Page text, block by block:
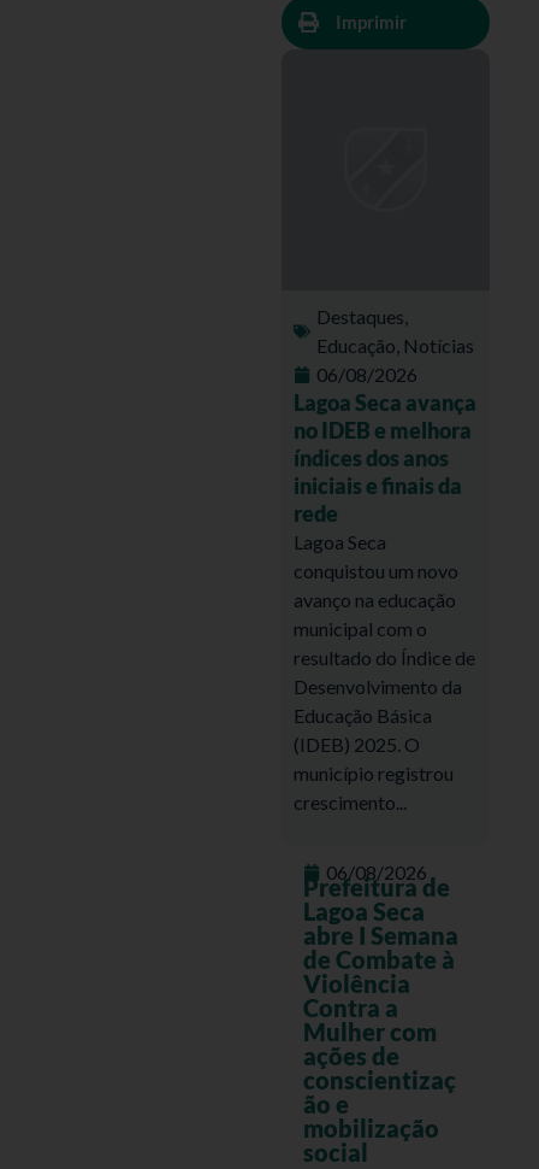
Imprimir
Destaques,
Educação, Notícias
06/08/2026
Lagoa Seca avança
no IDEB e melhora
índices dos anos
iniciais e finais da
rede
Lagoa Seca
conquistou um novo
avanço na educação
municipal com o
resultado do Índice de
Desenvolvimento da
Educação Básica
(IDEB) 2025. O
município registrou
crescimento...
06/08/2026
Prefeitura de
Lagoa Seca
abre I Semana
de Combate à
Violência
Contra a
Mulher com
ações de
conscientizaç
ão e
mobilização
social